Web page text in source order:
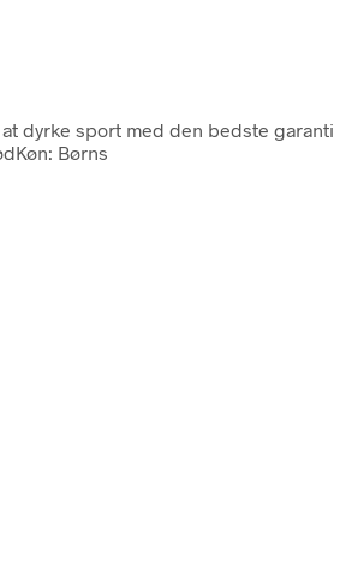
dyrke sport med den bedste garanti
Børns